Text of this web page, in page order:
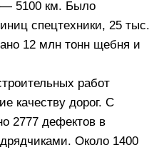
— 5100 км. Было
спецтехники, 25 тыс.
12 млн тонн щебня и
работ
качеству дорог. С
2777 дефектов в
Около 1400